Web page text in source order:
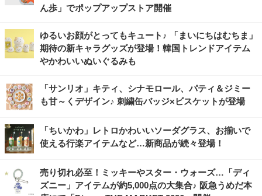
ん歩」でポップアップストア開催
ゆるいお顔がとってもキュート♪ 「まいにちはむちま」
期待の新キャラグッズが登場！韓国トレンドアイテム
やかわいいぬいぐるみも
「サンリオ」キティ、シナモロール、パティ＆ジミー
も甘～くデザイン♪ 刺繍缶バッジ×ビスケットが登場
「ちいかわ」レトロかわいいソーダグラス、お揃いで
使える行楽アイテムなど…新商品が続々登場！
売り切れ必至！ミッキーやスター・ウォーズ…「ディ
ズニー」アイテムが約5,000点の大集合♪ 阪急うめだ本